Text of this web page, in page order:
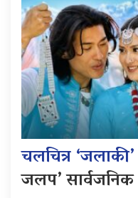
चलचित्र ‘जलाकी’
जलप’ सार्वजनिक